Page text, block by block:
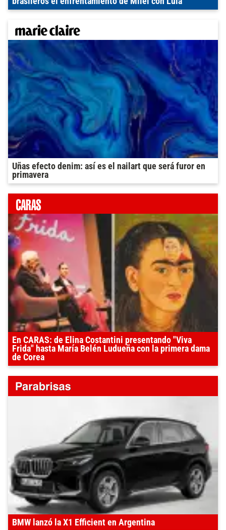
Uñas efecto denim: así es el nailart que será furor en
primavera
En CARAS: de Elina Costantini presentando "Viva
Frida" hasta María Belén Ludueña con la primera dama
de Corea
BMW lanzó la X1 Efficient en Argentina